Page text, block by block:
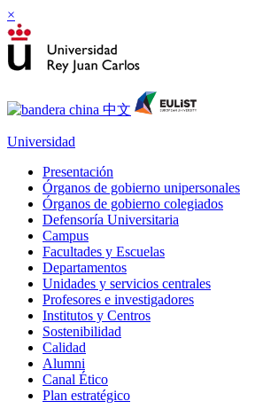
×
Universidad
Presentación
Órganos de gobierno unipersonales
Órganos de gobierno colegiados
Defensoría Universitaria
Campus
Facultades y Escuelas
Departamentos
Unidades y servicios centrales
Profesores e investigadores
Institutos y Centros
Sostenibilidad
Calidad
Alumni
Canal Ético
Plan estratégico